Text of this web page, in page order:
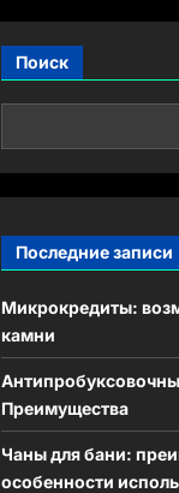
Поиск
Последние записи
Микрокредиты:
камни
Преимущества
Чаны для бани:
особенности